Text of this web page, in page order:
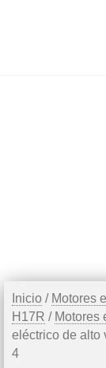
Inicio / Motores
H17R / Motores
eléctrico de alto
4